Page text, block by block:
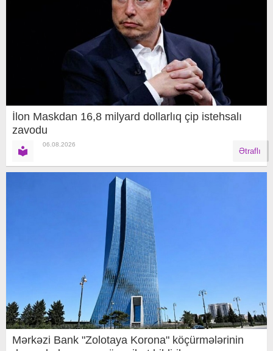
İlon Maskdan 16,8 milyard dollarlıq çip istehsalı
zavodu
06.08.2026
Ətraflı
Mərkəzi Bank "Zolotaya Korona" köçürmələrinin